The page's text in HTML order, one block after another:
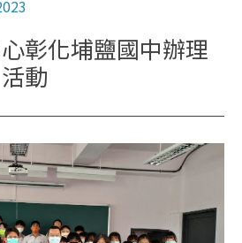
彰化埔鹽國中辦理
動